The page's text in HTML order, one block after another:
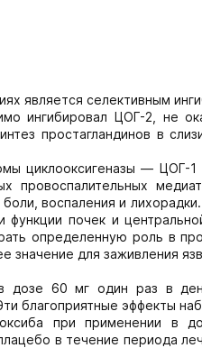
является селективным
ингибировал ЦОГ-2, не
простагландинов в
циклооксигеназы — ЦОГ-
провоспалительных
воспаления и
функции почек и
определенную роль в
для заживления
дозе 60 мг один раз в
благоприятные эффекты
при применении в
в течение периода